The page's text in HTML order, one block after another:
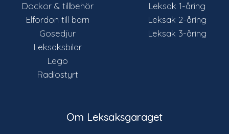
Dockor & tillbehör
Elfordon till barn
Gosedjur
Leksaksbilar
Lego
Radiostyrt
Leksak 1-åring
Leksak 2-åring
Leksak 3-åring
Om Leksaksgaraget